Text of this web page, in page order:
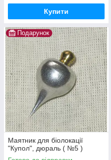
Купити
Подарунок
Маятник для біолокації
"Купол", дюраль ( №5 )